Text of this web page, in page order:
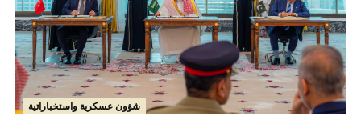
شؤون عسكرية واستخباراتية